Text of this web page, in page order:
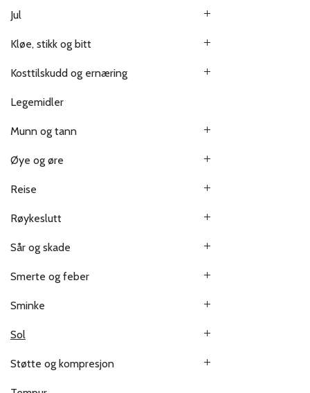
Jul
Kløe, stikk og bitt
Kosttilskudd og ernæring
Legemidler
Munn og tann
Øye og øre
Reise
Røykeslutt
Sår og skade
Smerte og feber
Sminke
Sol
Støtte og kompresjon